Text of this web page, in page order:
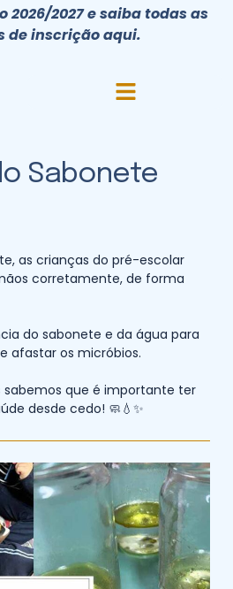
2026/2027 e saiba todas as
de inscrição aqui.
Sabonete
as crianças do pré-escolar
corretamente, de forma
do sabonete e da água para
afastar os micróbios.
sabemos que é importante ter
desde cedo! 🧼💧✨